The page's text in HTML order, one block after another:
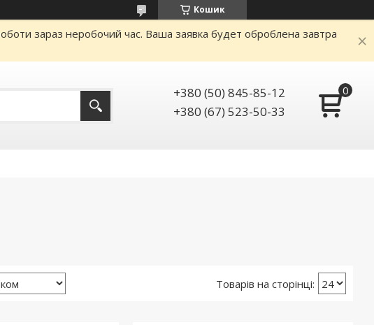
Кошик
зараз неробочий час. Ваша заявка будет оброблена завтра
+380 (50) 845-85-12
+380 (67) 523-50-33